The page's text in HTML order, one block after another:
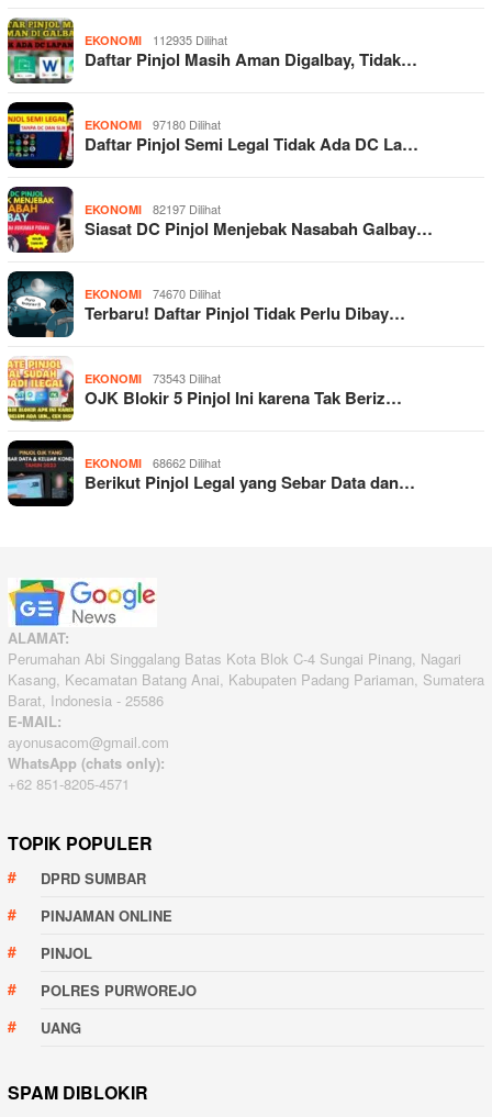
EKONOMI 112935 Dilihat
Daftar Pinjol Masih Aman Digalbay, Tidak…
EKONOMI 97180 Dilihat
Daftar Pinjol Semi Legal Tidak Ada DC La…
EKONOMI 82197 Dilihat
Siasat DC Pinjol Menjebak Nasabah Galbay…
EKONOMI 74670 Dilihat
Terbaru! Daftar Pinjol Tidak Perlu Dibay…
EKONOMI 73543 Dilihat
OJK Blokir 5 Pinjol Ini karena Tak Beriz…
EKONOMI 68662 Dilihat
Berikut Pinjol Legal yang Sebar Data dan…
ALAMAT:
Perumahan Abi Singgalang Batas Kota Blok C-4 Sungai Pinang, Nagari
Kasang, Kecamatan Batang Anai, Kabupaten Padang Pariaman, Sumatera
Barat, Indonesia - 25586
E-MAIL:
ayonusacom@gmail.com
WhatsApp (chats only):
+62 851-8205-4571
TOPIK POPULER
DPRD SUMBAR
PINJAMAN ONLINE
PINJOL
POLRES PURWOREJO
UANG
SPAM DIBLOKIR